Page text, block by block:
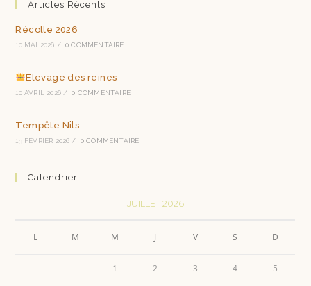
Articles Récents
Récolte 2026
10 MAI 2026 / 0 COMMENTAIRE
Elevage des reines
10 AVRIL 2026 / 0 COMMENTAIRE
Tempête Nils
13 FÉVRIER 2026 / 0 COMMENTAIRE
Calendrier
JUILLET 2026
L M M J V S D
1 2 3 4 5